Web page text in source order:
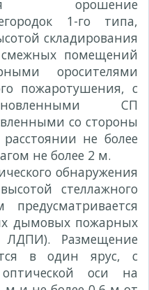
орошение
1-го типа,
складирования
помещений
оросителями
пожаротушения, с
СП
со стороны
не более
не более 2 м.
обнаружения
стеллажного
дымовых пожарных
ЛДПИ). Размещение
в один ярус, с
оси на